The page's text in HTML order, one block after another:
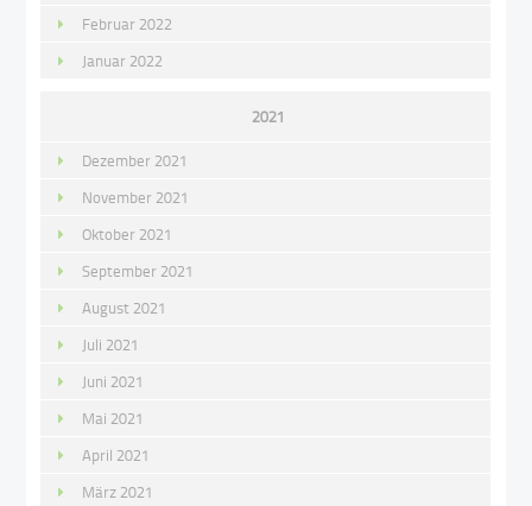
Februar 2022
Januar 2022
2021
Dezember 2021
November 2021
Oktober 2021
September 2021
August 2021
Juli 2021
Juni 2021
Mai 2021
April 2021
März 2021